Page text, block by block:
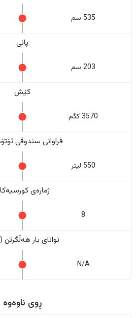
535 سم
پانی
203 سم
کێش
3570 کگم
فراوانی سندوقی
550 لیتر
ژمارەی
8
تواناى بار
N/A
ڕوی ناوەوە